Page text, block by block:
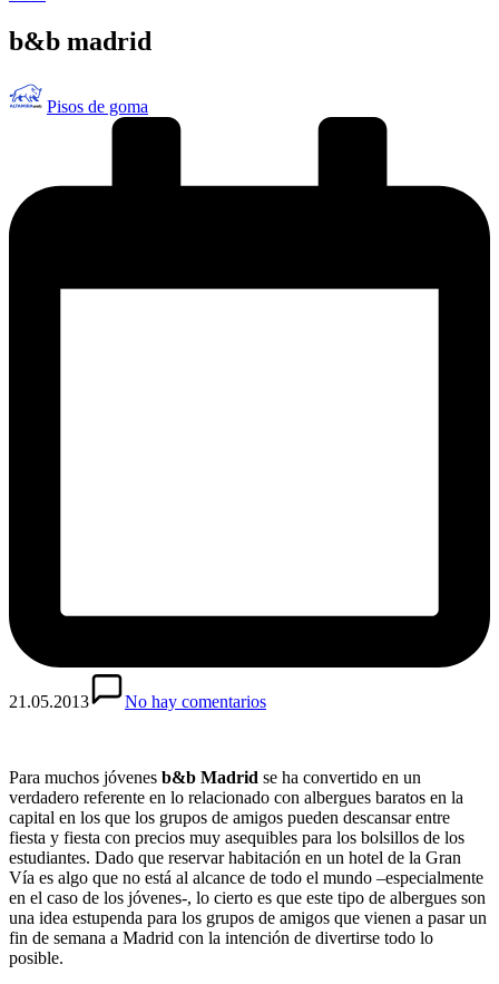
b&b madrid
Publicado
por
Pisos de goma
21.05.2013 No hay comentarios
Para muchos jóvenes b&b Madrid se ha convertido en un
verdadero referente en lo relacionado con albergues baratos en la
capital en los que los grupos de amigos pueden descansar entre
fiesta y fiesta con precios muy asequibles para los bolsillos de los
estudiantes. Dado que reservar habitación en un hotel de la Gran
Vía es algo que no está al alcance de todo el mundo –especialmente
en el caso de los jóvenes-, lo cierto es que este tipo de albergues son
una idea estupenda para los grupos de amigos que vienen a pasar un
fin de semana a Madrid con la intención de divertirse todo lo
posible.